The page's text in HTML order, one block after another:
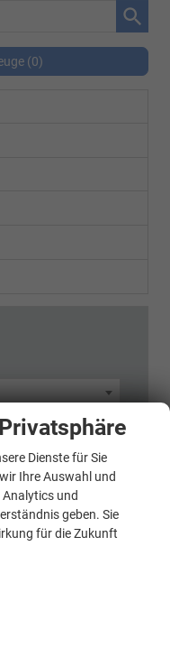
(0)
Dienste für Sie
Ihre Auswahl und
und
geben. Sie
für die Zukunft